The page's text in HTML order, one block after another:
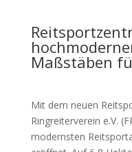
Maßstäben
Mit dem neuen
Ringreiterverein e.V.
modernsten